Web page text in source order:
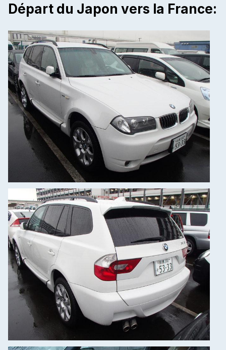
Départ du Japon vers la France: